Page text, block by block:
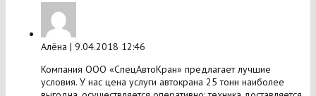
Алёна | 9.04.2018 12:46
Компания ООО «СпецАвтоКран» предлагает лучшие
условия. У нас цена услуги автокрана 25 тонн наиболее